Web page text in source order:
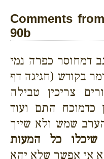
Comments
90b
דמחוסר כפרה נמי
בקודש (חגיגה דף
צריכין טבילה
כדמוכח התם ועוד
שמש ולא שייך
שיכלו כל המעות
אי אפשר שלא יהא